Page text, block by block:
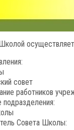
совет
работников
подразделения:
Совета Школы: